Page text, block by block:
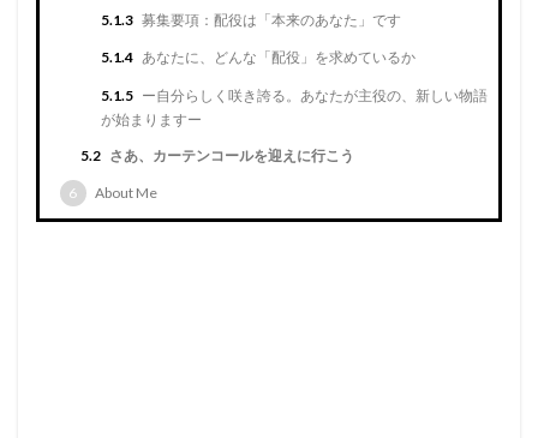
5.1.3 募集要項：配役は「本来のあなた」です
5.1.4 あなたに、どんな「配役」を求めているか
5.1.5 ー自分らしく咲き誇る。あなたが主役の、新しい物語
が始まりますー
5.2 さあ、カーテンコールを迎えに行こう
6 About Me